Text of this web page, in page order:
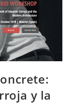
y la